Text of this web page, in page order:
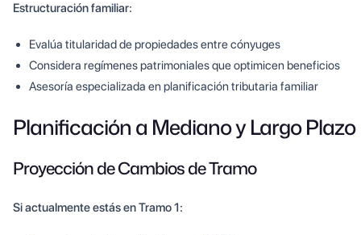
Estructuración familiar:
Evalúa titularidad de propiedades entre cónyuges
Considera regímenes patrimoniales que optimicen beneficios
Asesoría especializada en planificación tributaria familiar
Planificación a Mediano y Largo Plazo
Proyección de Cambios de Tramo
Si actualmente estás en Tramo 1: